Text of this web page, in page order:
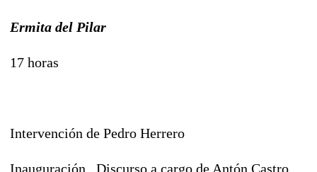
Ermita del Pilar
17 horas
Intervención de Pedro Herrero
Inauguración. Discurso a cargo de Antón Castro.